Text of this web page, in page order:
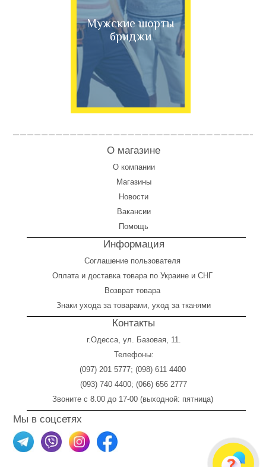
Мужские шорты
бриджи
О магазине
О компании
Магазины
Новости
Вакансии
Помощь
Информация
Соглашение пользователя
Оплатаи доставка товара по Украине и СНГ
Возврат товара
Знаки ухода за товарами, уход за тканями
Контакты
г.Одесса, ул. Базовая, 11.
Телефоны:
(097) 201 5777; (098) 611 4400
(093) 740 4400; (066) 656 2777
Звоните с 8.00 до 17-00 (выходной: пятница)
Мы в соцсетях